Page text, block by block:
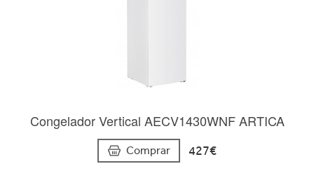
Congelador Vertical AECV1430WNF ARTICA
Comprar 427€